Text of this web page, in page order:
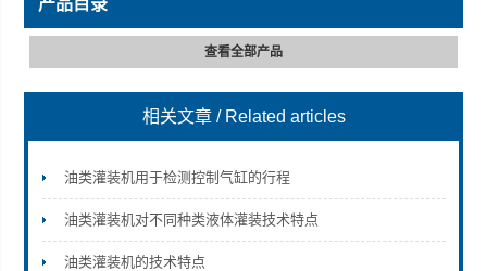
张家港市裕丰饮料机械有限公司
产品目录
查看全部产品
相关文章 / Related articles
油类灌装机用于检测控制气缸的行程
油类灌装机对不同种类液体灌装技术特点
油类灌装机的技术特点